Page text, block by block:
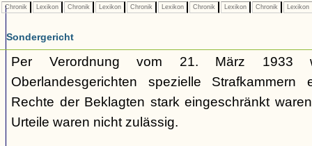
Chronik Lexikon Chronik Lexikon Chronik Lexikon Chronik Lexikon Chronik Lexikon
Sondergericht
Per Verordnung vom 21. März 1933
Oberlandesgerichten spezielle
Rechte der Beklagten stark eingeschränkt
Urteile waren nicht zulässig.